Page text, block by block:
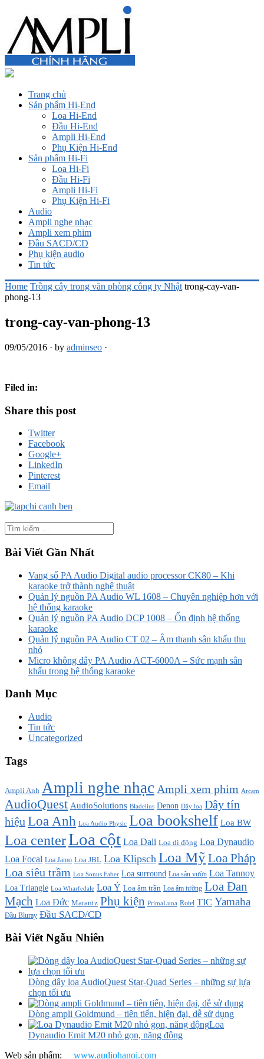
Trang chủ
Sản phẩm Hi-End
Loa Hi-End
Đầu Hi-End
Ampli Hi-End
Phụ Kiện Hi-End
Sản phẩm Hi-Fi
Loa Hi-Fi
Đầu Hi-Fi
Ampli Hi-Fi
Phụ Kiện Hi-Fi
Audio
Ampli nghe nhạc
Ampli xem phim
Đầu SACD/CD
Phụ kiện audio
Tin tức
Home Trồng cây trong văn phòng công ty Nhật trong-cay-van-
phong-13
trong-cay-van-phong-13
09/05/2016 · by adminseo ·
Filed in:
Share this post
Twitter
Facebook
Google+
LinkedIn
Pinterest
Email
Bài Viết Gần Nhất
Vang số PA Audio Digital audio processor CK80 – Khi
karaoke trở thành nghệ thuật
Quản lý nguồn PA Audio WL 1608 – Chuyên nghiệp hơn với
hệ thống karaoke
Quản lý nguồn PA Audio DCP 1008 – Ổn định hệ thống
karaoke
Quản lý nguồn PA Audio CT 02 – Âm thanh sân khấu thu
nhỏ
Micro không dây PA Audio ACT-6000A – Sức mạnh sân
khấu trong hệ thống karaoke
Danh Mục
Audio
Tin tức
Uncategorized
Tags
Ampli Anh Ampli nghe nhạc Ampli xem phim Arcam
AudioQuest AudioSolutions Bladelius Denon Dây loa Dây tín
hiệu Loa Anh Loa Audio Physic Loa bookshelf Loa BW
Loa centerLoa cột Loa Dali Loa di động Loa Dynaudio
Loa Focal Loa Jamo Loa JBL Loa Klipsch Loa MỹLoa Pháp
Loa siêu trầm Loa Sonus Faber Loa surround Loa sân vườn Loa Tannoy
Loa Triangle Loa Wharfedale Loa Ý Loa âm trần Loa âm tường Loa Đan
Mạch Loa Đức Marantz Phụ kiện PrimaLuna Rotel TIC Yamaha
Đầu Bluray Đầu SACD/CD
Bài Viết Ngẫu Nhiên
Dòng dây loa AudioQuest Star-Quad Series – những sự lựa
chọn tối ưu
Dòng ampli Goldmund – tiên tiến, hiện đại, dễ sử dụng
Loa
Dynaudio Emit M20 nhỏ gọn, năng động
Web sản phẩm: www.audiohanoi.com